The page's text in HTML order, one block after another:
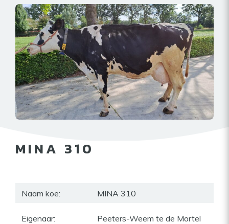
MINA 310
Naam koe: MINA 310
Eigenaar: Peeters-Weem te de Mortel